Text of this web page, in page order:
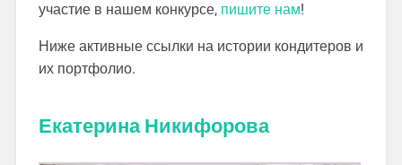
участие в нашем конкурсе, пишите нам!
Ниже активные ссылки на истории кондитеров и
их портфолио.
Екатерина Никифорова